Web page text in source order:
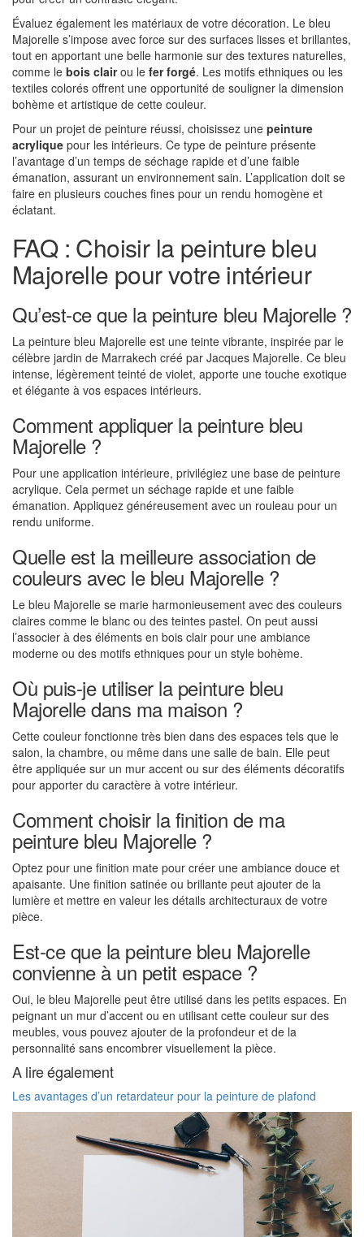
Évaluez également les matériaux de votre décoration. Le bleu
Majorelle s’impose avec force sur des surfaces lisses et brillantes,
tout en apportant une belle harmonie sur des textures naturelles,
comme le bois clairou le fer forgé. Les motifs ethniques ou les
textiles colorés offrent une opportunité de souligner la dimension
bohème et artistique de cette couleur.
Pour un projet de peinture réussi, choisissez une peinture
acrylique pour les intérieurs. Ce type de peinture présente
l’avantage d’un temps de séchage rapide et d’une faible
émanation, assurant un environnement sain. L’application doit se
faire en plusieurs couches fines pour un rendu homogène et
éclatant.
FAQ : Choisir la peinture bleu
Majorelle pour votre intérieur
Qu’est-ce que la peinture bleu Majorelle ?
La peinture bleu Majorelle est une teinte vibrante, inspirée par le
célèbre jardin de Marrakech créé par Jacques Majorelle. Ce bleu
intense, légèrement teinté de violet, apporte une touche exotique
et élégante à vos espaces intérieurs.
Comment appliquer la peinture bleu
Majorelle ?
Pour une application intérieure, privilégiez une base de peinture
acrylique. Cela permet un séchage rapide et une faible
émanation. Appliquez généreusement avec un rouleau pour un
rendu uniforme.
Quelle est la meilleure association de
couleurs avec le bleu Majorelle ?
Le bleu Majorelle se marie harmonieusement avec des couleurs
claires comme le blanc ou des teintes pastel. On peut aussi
l’associer à des éléments en bois clair pour une ambiance
moderne ou des motifs ethniques pour un style bohème.
Où puis-je utiliser la peinture bleu
Majorelle dans ma maison ?
Cette couleur fonctionne très bien dans des espaces tels que le
salon, la chambre, ou même dans une salle de bain. Elle peut
être appliquée sur un mur accent ou sur des éléments décoratifs
pour apporter du caractère à votre intérieur.
Comment choisir la finition de ma
peinture bleu Majorelle ?
Optez pour une finition mate pour créer une ambiance douce et
apaisante. Une finition satinée ou brillante peut ajouter de la
lumière et mettre en valeur les détails architecturaux de votre
pièce.
Est-ce que la peinture bleu Majorelle
convienne à un petit espace ?
Oui, le bleu Majorelle peut être utilisé dans les petits espaces. En
peignant un mur d’accent ou en utilisant cette couleur sur des
meubles, vous pouvez ajouter de la profondeur et de la
personnalité sans encombrer visuellement la pièce.
A lire également
Les avantages d’un retardateur pour la peinture de plafond